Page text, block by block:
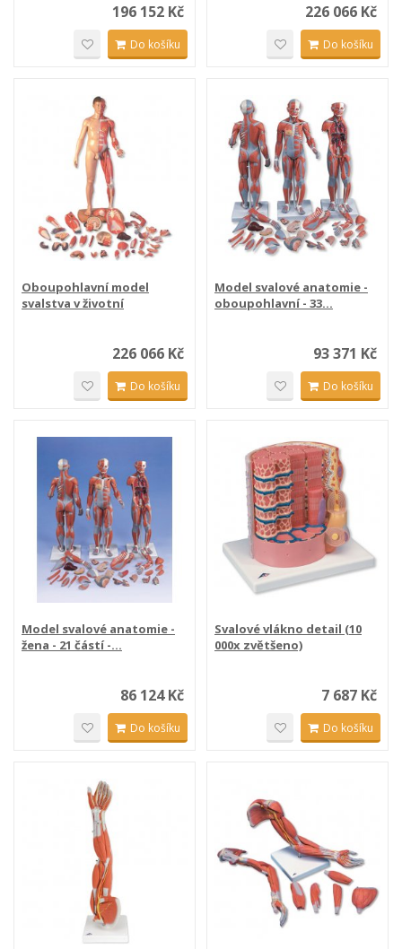
196 152 Kč
Do košíku
226 066 Kč
Do košíku
Oboupohlavní model
svalstva v životní
226 066 Kč
Do košíku
Model svalové anatomie -
oboupohlavní - 33...
93 371 Kč
Do košíku
Model svalové anatomie -
žena - 21 částí -...
86 124 Kč
Do košíku
Svalové vlákno detail (10
000x zvětšeno)
7 687 Kč
Do košíku